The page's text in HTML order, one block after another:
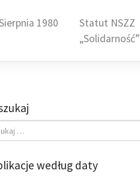
1980
Statut NSZZ
„Solidarność”
według daty